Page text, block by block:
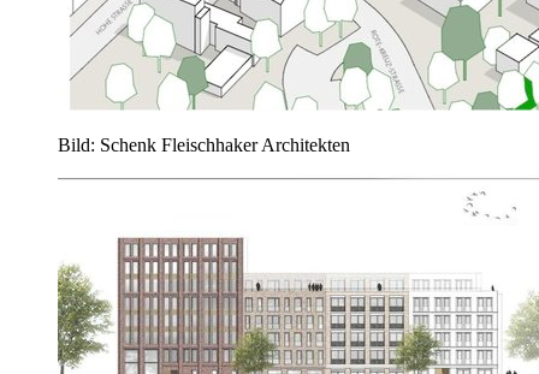
Bild: Schenk Fleischhaker Architekten